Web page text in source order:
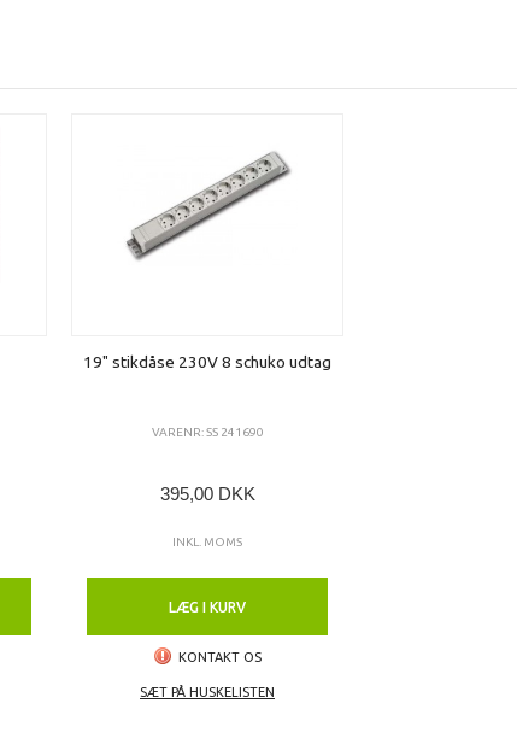
19" stikdåse 230V 8 schuko udtag
VARENR: SS 241690
395,00 DKK
INKL. MOMS
LÆG I KURV
KONTAKT OS
SÆT PÅ HUSKELISTEN